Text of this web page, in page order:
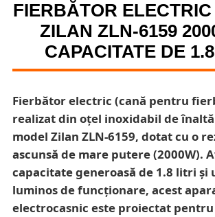
FIERBĂTOR
ZILAN ZLN-6159
CAPACITATE DE
Fierbător electric (cană pentru
realizat din oțel inoxidabil de
model Zilan ZLN-6159, dotat cu o
ascunsă de mare putere (2000W).
capacitate generoasă de 1.8 litri și
luminos de funcționare, acest
electrocasnic este proiectat pentru